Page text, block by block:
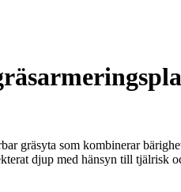
gräsyta som kombinerar
djup med hänsyn till tjälrisk